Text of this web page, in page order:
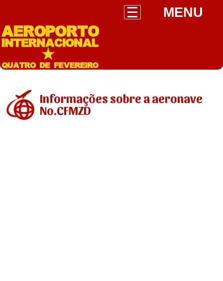
MENU
Informações sobre a aeronave
No.CFMZD